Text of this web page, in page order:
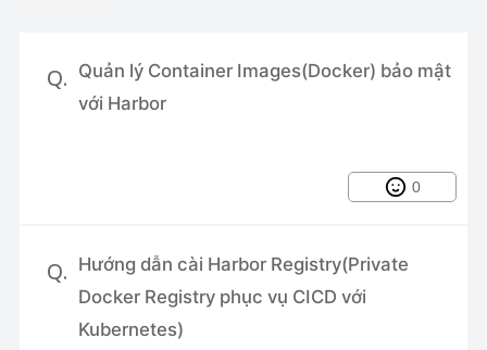
Q. Quản lý Container Images(Docker) bảo mật
với Harbor
0
Q. Hướng dẫn cài Harbor Registry(Private
Docker Registry phục vụ CICD với
Kubernetes)